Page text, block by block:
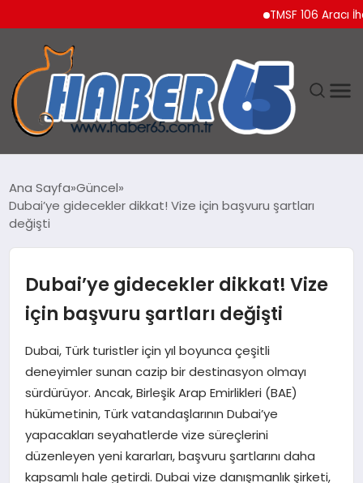
TMSF 106 Aracı
YAŞAM
Ana Sayfa Güncel
Dubai’ye gidecekler dikkat! Vize için başvuru şartları
değişti
Dubai’ye gidecekler dikkat! Vize
için başvuru şartları değişti
Dubai, Türk turistler için yıl boyunca çeşitli
deneyimler sunan cazip bir destinasyon olmayı
sürdürüyor. Ancak, Birleşik Arap Emirlikleri (BAE)
hükümetinin, Türk vatandaşlarının Dubai’ye
yapacakları seyahatlerde vize süreçlerini
düzenleyen yeni kararları, başvuru şartlarını daha
kapsamlı hale getirdi. Dubai vize danışmanlık şirketi,